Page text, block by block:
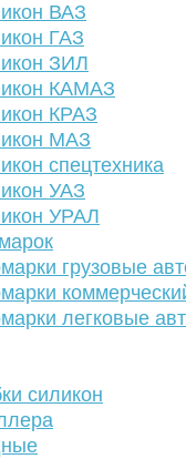
ВАЗ
ГАЗ
ЗИЛ
КАМАЗ
КРАЗ
МАЗ
спецтехника
УАЗ
УРАЛ
грузовые
легковые
силикон